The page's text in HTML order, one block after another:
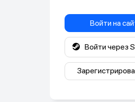
Войти на
Войти через